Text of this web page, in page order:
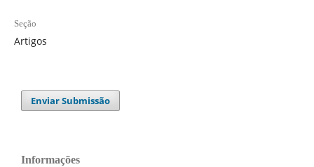
Seção
Artigos
Enviar Submissão
Informações